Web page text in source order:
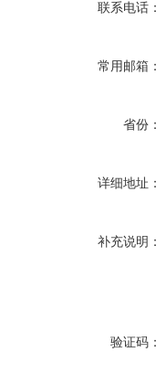
联系电话
常用邮箱
省份
详细地址
补充说明
验证码